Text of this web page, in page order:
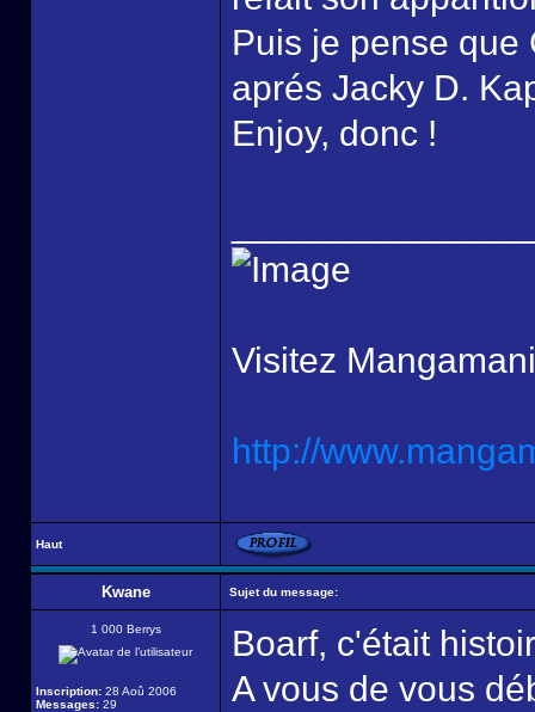
Puis je pense que
aprés Jacky D.
Enjoy, donc !
Visitez
http://
Haut
Kwane Sujet du message:
1 000 Berrys
Inscription: 28 Aoû 2006
Messages: 29
Boarf, c'était
A vous de vous